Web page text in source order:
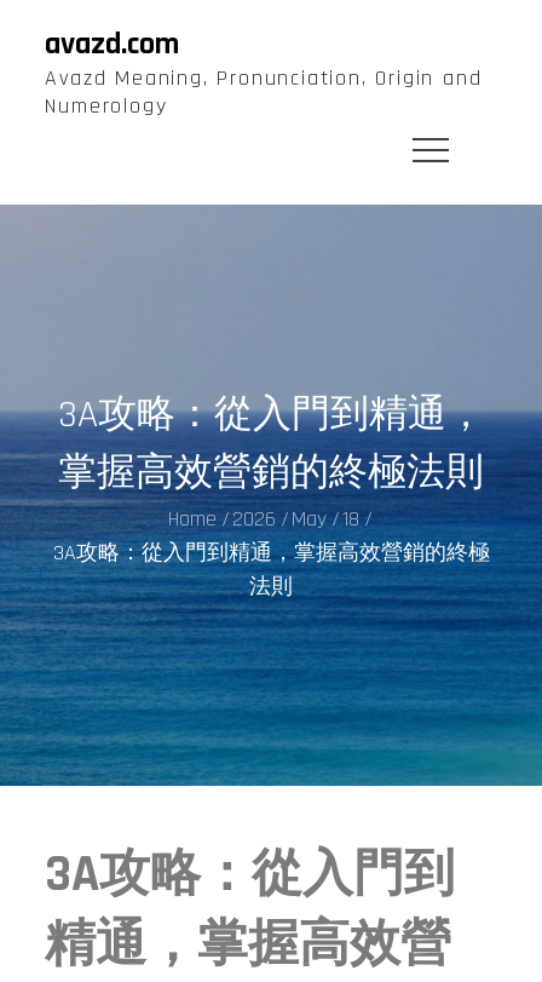
content
avazd.com
Avazd Meaning, Pronunciation, Origin and
Numerology
3A攻略：從入門到精通，
掌握高效營銷的終極法則
Home 2026 May 18
3A攻略：從入門到精通，掌握高效營銷的終極
法則
3A攻略：從入門到
精通，掌握高效營